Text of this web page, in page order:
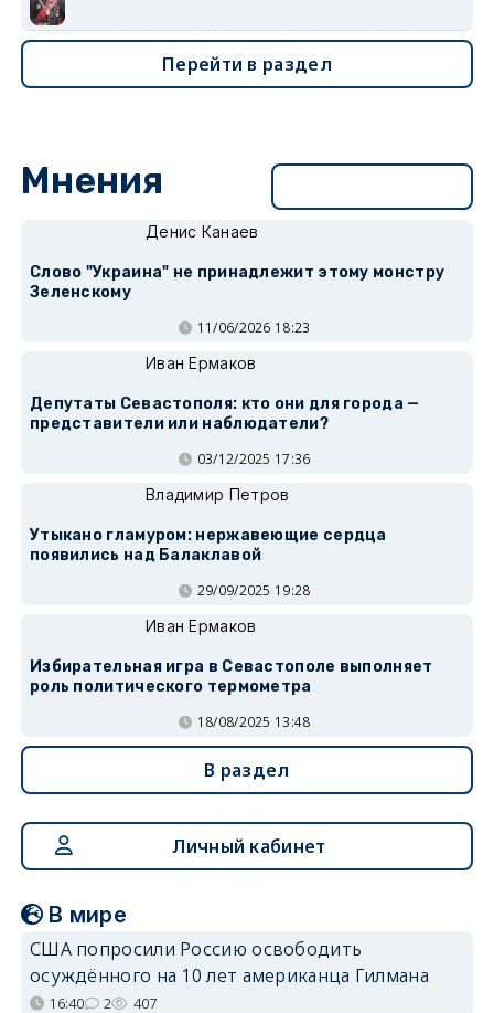
Перейти в раздел
Мнения
Денис Канаев
Слово "Украина" не принадлежит этому монстру
Зеленскому
11/06/2026 18:23
Иван Ермаков
Депутаты Севастополя: кто они для города —
представители или наблюдатели?
03/12/2025 17:36
Владимир Петров
Утыкано гламуром: нержавеющие сердца
появились над Балаклавой
29/09/2025 19:28
Иван Ермаков
Избирательная игра в Севастополе выполняет
роль политического термометра
18/08/2025 13:48
В раздел
Личный кабинет
В мире
США попросили Россию освободить
осуждённого на 10 лет американца Гилмана
16:40 2 407